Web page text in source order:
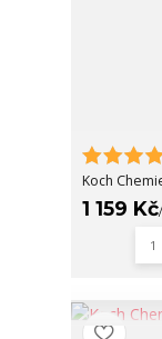
Koch
1 159 Kč/